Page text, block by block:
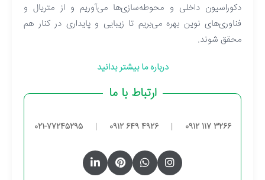
دکوراسیون داخلی و محوطه‌سازی‌ها می‌آوریم و از متریال و
فناوری‌های نوین بهره می‌بریم تا زیبایی و پایداری در کنار هم
محقق شوند.
درباره ما بیشتر بدانید
ارتباط با ما
0912 117 3266
|
0912 649 4926
|
021-77245295